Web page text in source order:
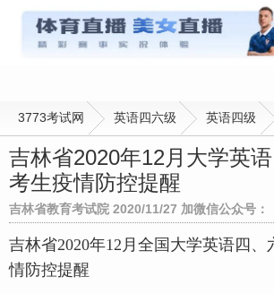
英语四级
3773考试网 英语四六级 英语四级
吉林省2020年12月大学英
考生疫情防控提醒
吉林省教育考试院 2020/11/27 加微信公众号：
吉林省2020年12月全国大学英语四、
情防控提醒